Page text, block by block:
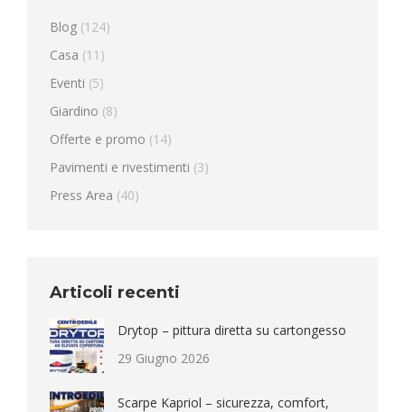
Blog (124)
Casa (11)
Eventi (5)
Giardino (8)
Offerte e promo (14)
Pavimenti e rivestimenti (3)
Press Area (40)
Articoli recenti
Drytop – pittura diretta su cartongesso
29 Giugno 2026
Scarpe Kapriol – sicurezza, comfort,